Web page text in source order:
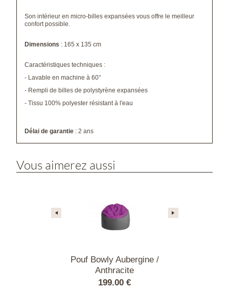
Son intérieur en micro-billes expansées vous offre le meilleur
confort possible.
Dimensions : 165 x 135 cm
Caractéristiques techniques :
- Lavable en machine à 60°
- Rempli de billes de polystyrène expansées
- Tissu 100% polyester résistant à l'eau
Délai de garantie : 2 ans
Vous aimerez aussi
Pouf Bowly Aubergine /
Anthracite
199.00 €